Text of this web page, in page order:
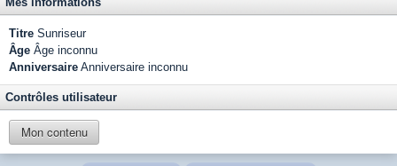
Titre Sunriseur
Âge Âge inconnu
Anniversaire Anniversaire inconnu
Contrôles utilisateur
Mon contenu